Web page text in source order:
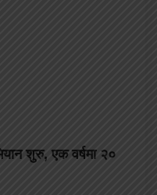
शुरु, एक वर्षमा २०